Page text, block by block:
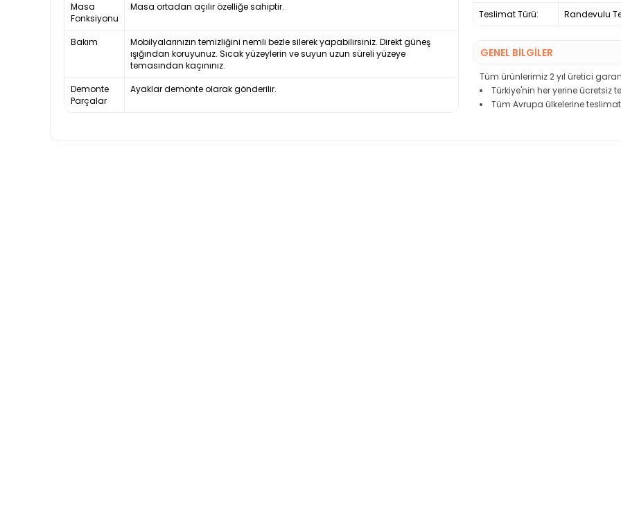
Masa
Fonksiyonu
Masa ortadan açılır özelliğe sahiptir.
Bakım
Mobilyalarınızın temizliğini nemli bezle silerek yapabilirsiniz. Direkt güneş
ışığından koruyunuz. Sıcak yüzeylerin ve suyun uzun süreli yüzeye
temasından kaçınınız.
Demonte
Parçalar
Ayaklar demonte olarak gönderilir.
Teslimat Türü:
Randevulu
GENEL BİLGİLER
Tüm ürünlerimiz 2 yıl üretici
Türkiye'nin her yerine ücretsiz
Tüm Avrupa ülkelerine